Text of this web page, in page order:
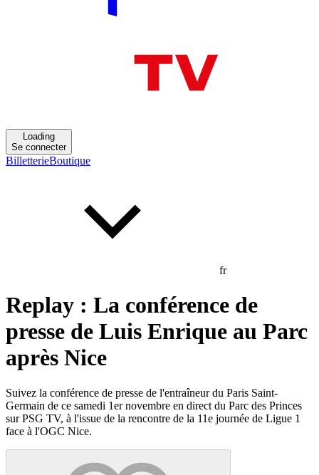
Loading
Se connecter
BilletterieBoutique
fr
Replay : La conférence de
presse de Luis Enrique au Parc
après Nice
Suivez la conférence de presse de l'entraîneur du Paris Saint-
Germain de ce samedi 1er novembre en direct du Parc des Princes
sur PSG TV, à l'issue de la rencontre de la 11e journée de Ligue 1
face à l'OGC Nice.